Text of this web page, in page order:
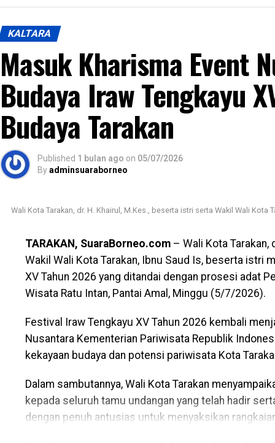
kualitas sumber daya manusia.
Pada kesempatan tersebut disampaikan pula
baru yang berlokasi di Kecamatan Tarakan Utara.
memadai, semangat belajar dan proses
Mengakhiri sambutannya, Wakil Wali Kota
seluruh guru dan tenaga pendidik yang telah
mendampingi para peserta didik selama proses
generasi yang berkarakter, mandiri, dan berprestasi.
Bagikan ke
WhatsApp
KALTARA
Masuk Kharisma Event
Budaya Iraw Tengkayu
Budaya Tarakan
Published 1 bulan ago on 05/07/2026
Byadminsuaraborneo
Wali Kota Tarakan, dr. H. Khairul, M.Kes., beserta istri serta Wakil Wali
TARAKAN, SuaraBorneo.com – Wali Kota
Wakil Wali Kota Tarakan, Ibnu Saud Is, beserta istri
XV Tahun 2026 yang ditandai dengan prosesi adat
Wisata Ratu Intan, Pantai Amal, Minggu (5/7/2026).
Festival Iraw Tengkayu XV Tahun 2026 kembali
Nusantara Kementerian Pariwisata Republik
kekayaan budaya dan potensi pariwisata Kota
Dalam sambutannya, Wali Kota Tarakan
kepada seluruh tamu undangan yang telah hadir
dengan penuh antusias untuk menyaksikan